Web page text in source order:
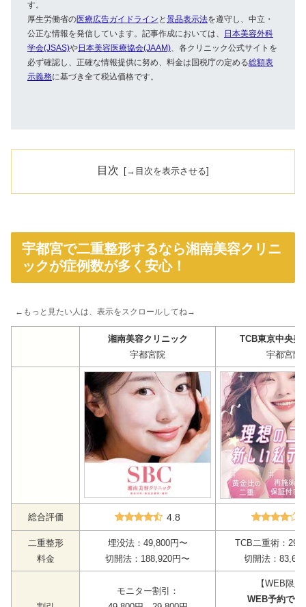
す。
厚生労働省の医療広告ガイドライン と 景品表示法を遵守し、中立・
公正な情報を発信しています。記事作成においては、
日本美容外科
学会(JSAS)や日本美容医療協会(JAAM) 、各クリニック公式サイトを
必ず確認し、正確な情報提供に努め、料金は国税庁の定める総額表
示義務に基づき全て税込価格です。
目次
宇都宮で二重整形するなら湘南美容クリニ
ックが症例数が多く安心！
←もっと見たい人は、表示をスクロールしてね→
湘南美容クリニック
宇都宮院
TCB東京中央美
宇都宮院
総合評価 4.8
二重整形
料金
埋没法：49,800円〜
切開法：188,920円〜
TCB二重術：
切開法：
モニター割引：
【WEB限定
WEB予約で使